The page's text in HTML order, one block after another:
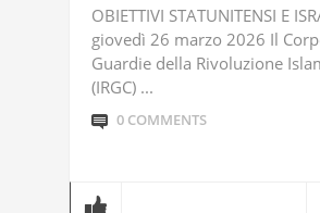
OBIETTIVI STATUNITENSI E
giovedì 26 marzo 2026 Il
Guardie della Rivoluzione
(IRGC) ...
0 COMMENTS